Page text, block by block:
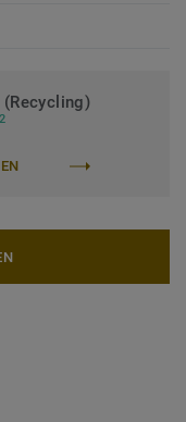
(Recycling)
2